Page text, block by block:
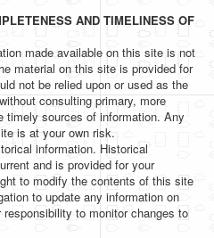
AND TIMELINESS OF
made available on this site is not
material on this site is provided for
not be relied upon or used as the
consulting primary, more
timely sources of information. Any
is at your own risk.
information. Historical
and is provided for your
to modify the contents of this site
to update any information on
to monitor changes to